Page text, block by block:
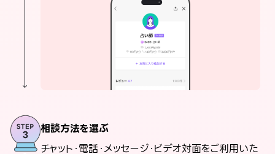
相談方法を選ぶ
チャット・電話・メッセージ・ビデオ対面をご利用いた